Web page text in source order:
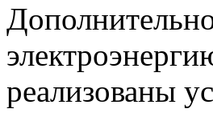
реализованы